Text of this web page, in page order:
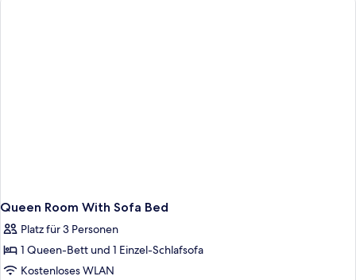
Queen Room With Sofa Bed
Platz für 3 Personen
1 Queen-Bett und 1 Einzel-Schlafsofa
Kostenloses WLAN